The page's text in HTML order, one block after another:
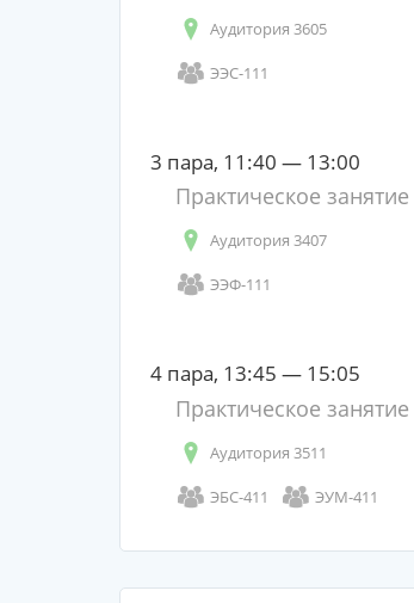
Аудитория 3605
ЭЭС-111
3 пара, 11:40 — 13:00
Практическое занятие
Аудитория 3407
ЭЭФ-111
4 пара, 13:45 — 15:05
Практическое занятие
Аудитория 3511
ЭБС-411 ЭУМ-411